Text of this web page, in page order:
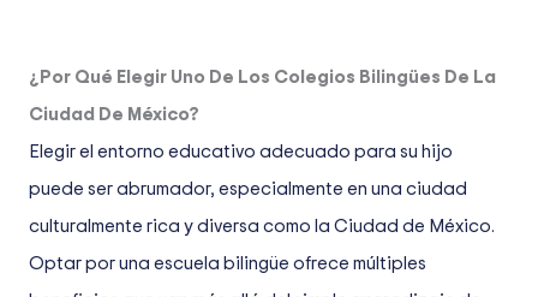
¿Por Qué Elegir Uno De Los Colegios Bilingües De La
Ciudad De México?
Elegir el entorno educativo adecuado para su hijo
puede ser abrumador, especialmente en una ciudad
culturalmente rica y diversa como la Ciudad de México.
Optar por una escuela bilingüe ofrece múltiples